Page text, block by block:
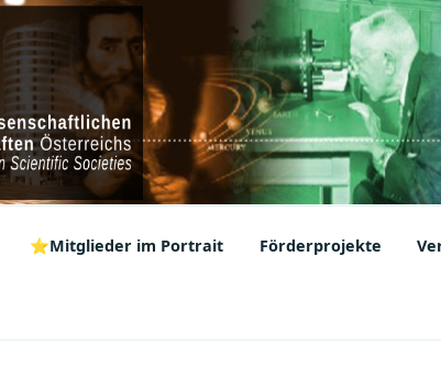
Scientific Societies
⭐Mitglieder im Portrait Förderprojekte